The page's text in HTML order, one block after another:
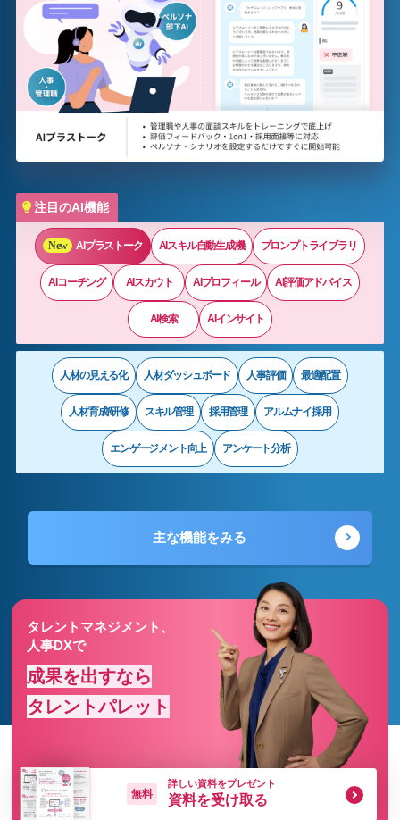
注目のAI機能
AIプラストーク AIスキル自動生成機 プロンプトライブラリ
AIコーチング AIスカウト AIプロフィール AI評価アドバイス
AI検索 AIインサイト
人材の見える化 人材ダッシュボード 人事評価 最適配置
人材育成/研修 スキル管理 採用管理 アルムナイ採用
エンゲージメント向上 アンケート分析
主な機能をみる
タレントマネジメント、
人事DXで
成果を出すなら
タレントパレット
無料
詳しい資料をプレゼント
資料を受け取る